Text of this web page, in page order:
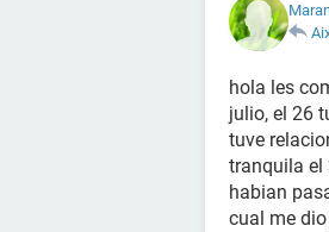
hola les
julio, el 26
tuve
tranquila el
habian
cual me